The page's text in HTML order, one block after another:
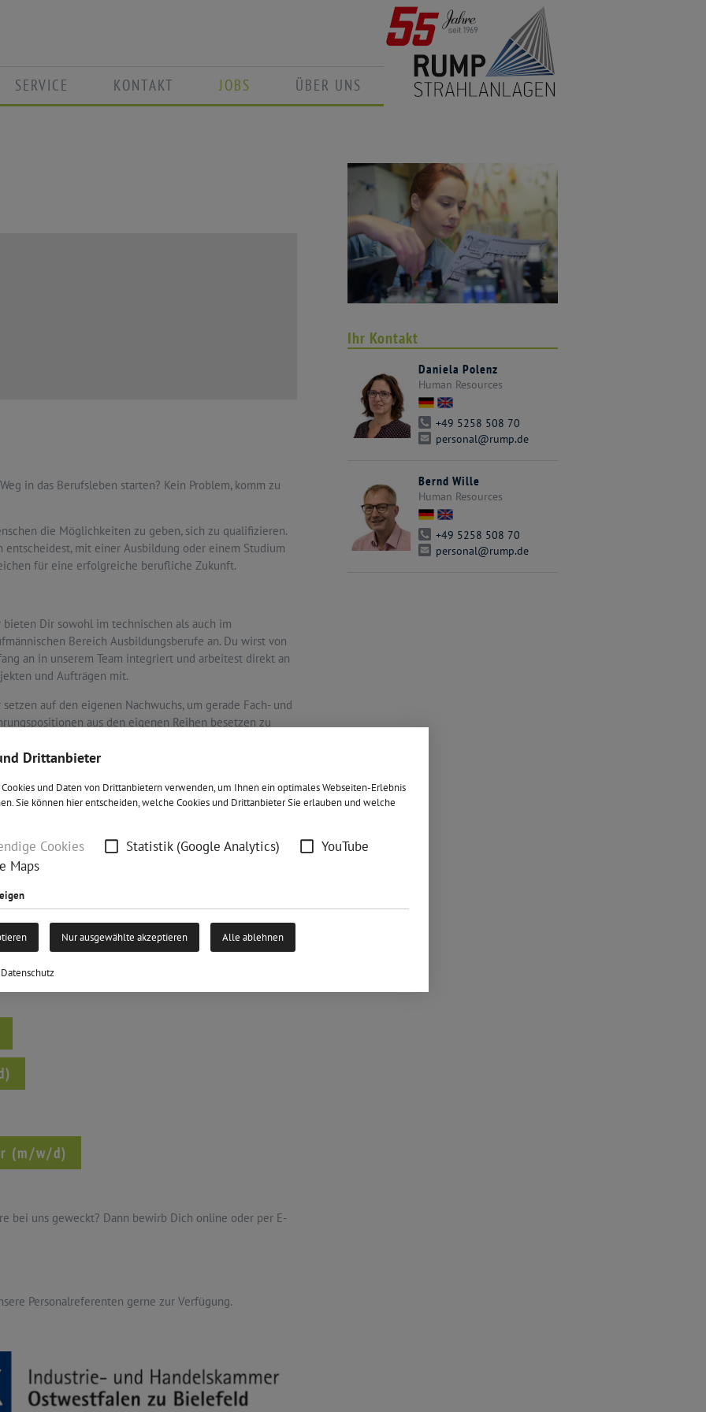
Drittanbieter
und Daten von Drittanbietern verwenden, um Ihnen ein optimales Webseiten-Erlebnis
Sie können hier entscheiden, welche Cookies und Drittanbieter Sie erlauben und welche
Cookies Statistik (Google Analytics)
YouTube
Maps
Nur ausgewählte akzeptieren Alle ablehnen
Datenschutz
SERVICE KONTAKT JOBS ÜBER UNS
in das Berufsleben starten? Kein Problem, komm zu
die Möglichkeiten zu geben, sich zu qualifizieren.
entscheidest, mit einer Ausbildung oder einem Studium
für eine erfolgreiche berufliche Zukunft.
bieten Dir sowohl im technischen als auch im
Bereich Ausbildungsberufe an. Du wirst von
an in unserem Team integriert und arbeitest direkt an
und Aufträgen mit.
setzen auf den eigenen Nachwuchs, um gerade Fach- und
aus den eigenen Reihen besetzen zu
zu Dir passt.
wir Azubis:
(m/w/d)
(m/w/d)
bei uns geweckt? Dann bewirb Dich online oder per E-
Personalreferenten gerne zur Verfügung.
Ihr Kontakt
Daniela Polenz
Human Resources
+49 5258 508 70
personal@rump.de
Bernd Wille
Human Resources
+49 5258 508 70
personal@rump.de